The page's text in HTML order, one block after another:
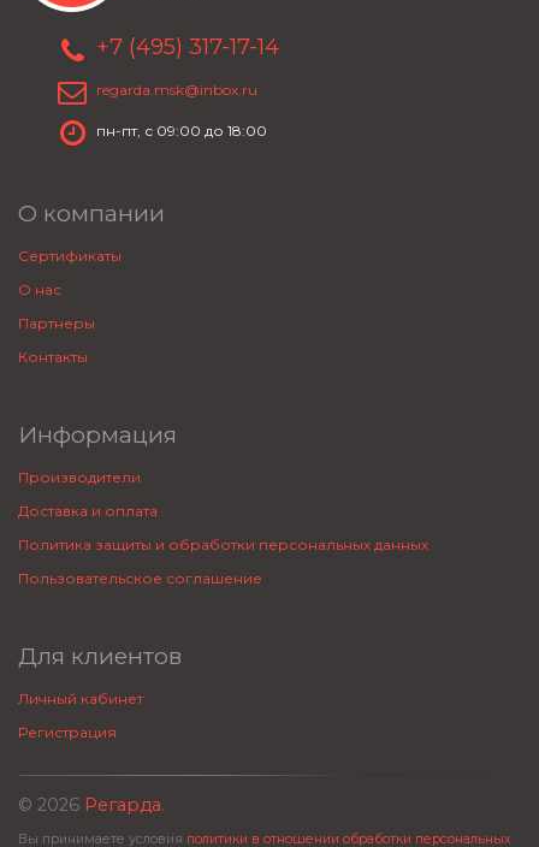
+7 (495) 317-17-14
regarda.msk@inbox.ru
пн-пт, с 09:00 до 18:00
О компании
Сертификаты
О нас
Партнеры
Контакты
Информация
Производители
Доставка и оплата
Политика защиты и обработки персональных данных
Пользовательское соглашение
Для клиентов
Личный кабинет
Регистрация
© 2026 Регарда.
Вы принимаете условия политики в отношении обработки персональных